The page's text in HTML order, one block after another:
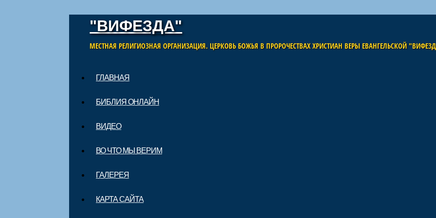
"ВИФЕЗДА"
МЕСТНАЯ РЕЛИГИОЗНАЯ ОРГАНИЗАЦИЯ. ЦЕРКОВЬ БОЖЬЯ В ПРОРОЧЕСТВАХ ХРИСТИАН ВЕРЫ ЕВАНГЕЛЬСКОЙ
Main menu
ГЛАВНАЯ
БИБЛИЯ ОНЛАЙН
ВИДЕО
ВО ЧТО МЫ ВЕРИМ
ГАЛЕРЕЯ
КАРТА САЙТА